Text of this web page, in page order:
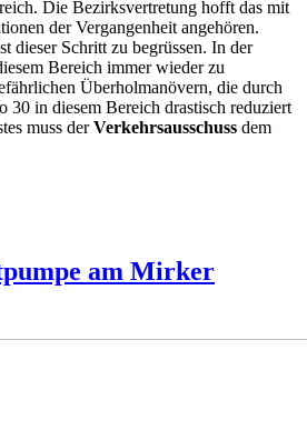
Die Bezirksvertretung hofft das mit
der Vergangenheit angehören.
dieser Schritt zu begrüssen. In der
Bereich immer wieder zu
Überholmanövern, die durch
30 in diesem Bereich drastisch reduziert
muss derVerkehrsausschuss dem
am Mirker